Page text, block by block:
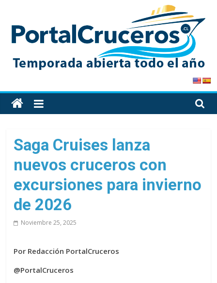
content
PortalCruceros
Toda
la
de
cruceros
en
un
solo
sitio
Saga Cruises lanza
nuevos cruceros con
excursiones para invierno
de 2026
Noviembre 25, 2025
Por Redacción PortalCruceros
@PortalCruceros